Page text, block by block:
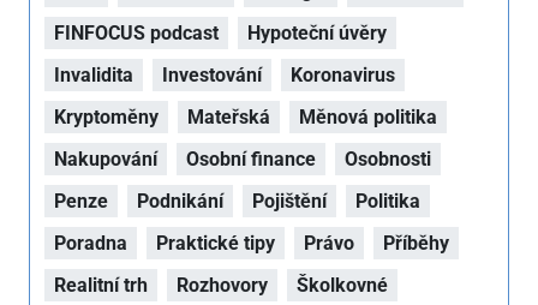
FINFOCUS podcast
Hypoteční úvěry
Invalidita
Investování
Koronavirus
Kryptoměny
Mateřská
Měnová politika
Nakupování
Osobní finance
Osobnosti
Penze
Podnikání Pojištění
Politika
Poradna
Praktické tipy Právo
Příběhy
Realitní trh
Rozhovory
Školkovné